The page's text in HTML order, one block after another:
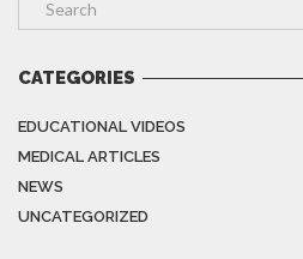
CATEGORIES
EDUCATIONAL VIDEOS
MEDICAL ARTICLES
NEWS
UNCATEGORIZED